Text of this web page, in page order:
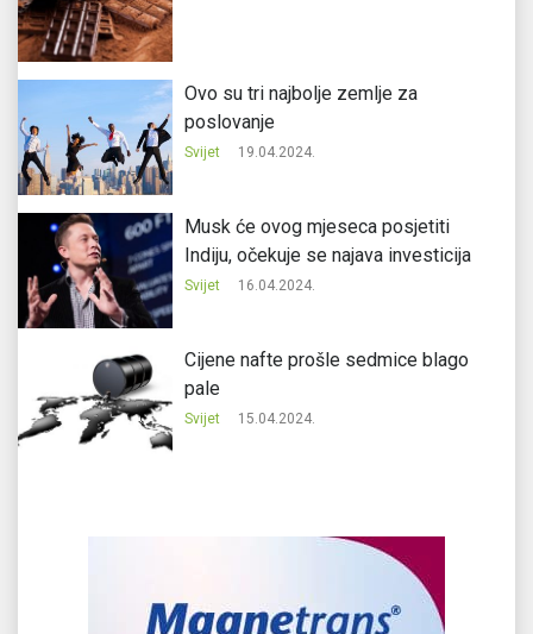
Ovo su tri najbolje zemlje za
poslovanje
Svijet 19.04.2024.
Musk će ovog mjeseca posjetiti
Indiju, očekuje se najava investicija
Svijet 16.04.2024.
Cijene nafte prošle sedmice blago
pale
Svijet 15.04.2024.